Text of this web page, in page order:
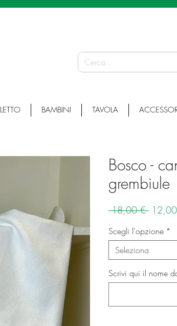
LETTO BAMBINI TAVOLA
Bosco -
grembiule
18,00 € Prezzo
Scegli l'opzione *
Seleziona
Scrivi qui il nome